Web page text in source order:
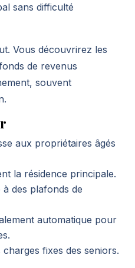
sans difficulté
Vous découvrirez les
de revenus
souvent
aux propriétaires âgés
la résidence principale.
à des plafonds de
automatique pour
charges fixes des seniors.